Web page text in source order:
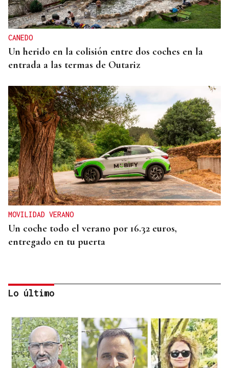
CANEDO
Un herido en la colisión entre dos coches en la
entrada a las termas de Outariz
MOVILIDAD VERANO
Un coche todo el verano por 16.32 euros,
entregado en tu puerta
Lo último